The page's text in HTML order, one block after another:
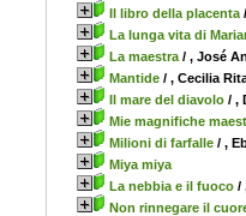
Il libro della placenta
La lunga vita di
La maestra / , José
Mantide / , Cecilia
Il mare del diavolo / ,
Mie magnifiche
Milioni di farfalle / ,
Miya miya
La nebbia e il fuoco /
Non rinnegare il